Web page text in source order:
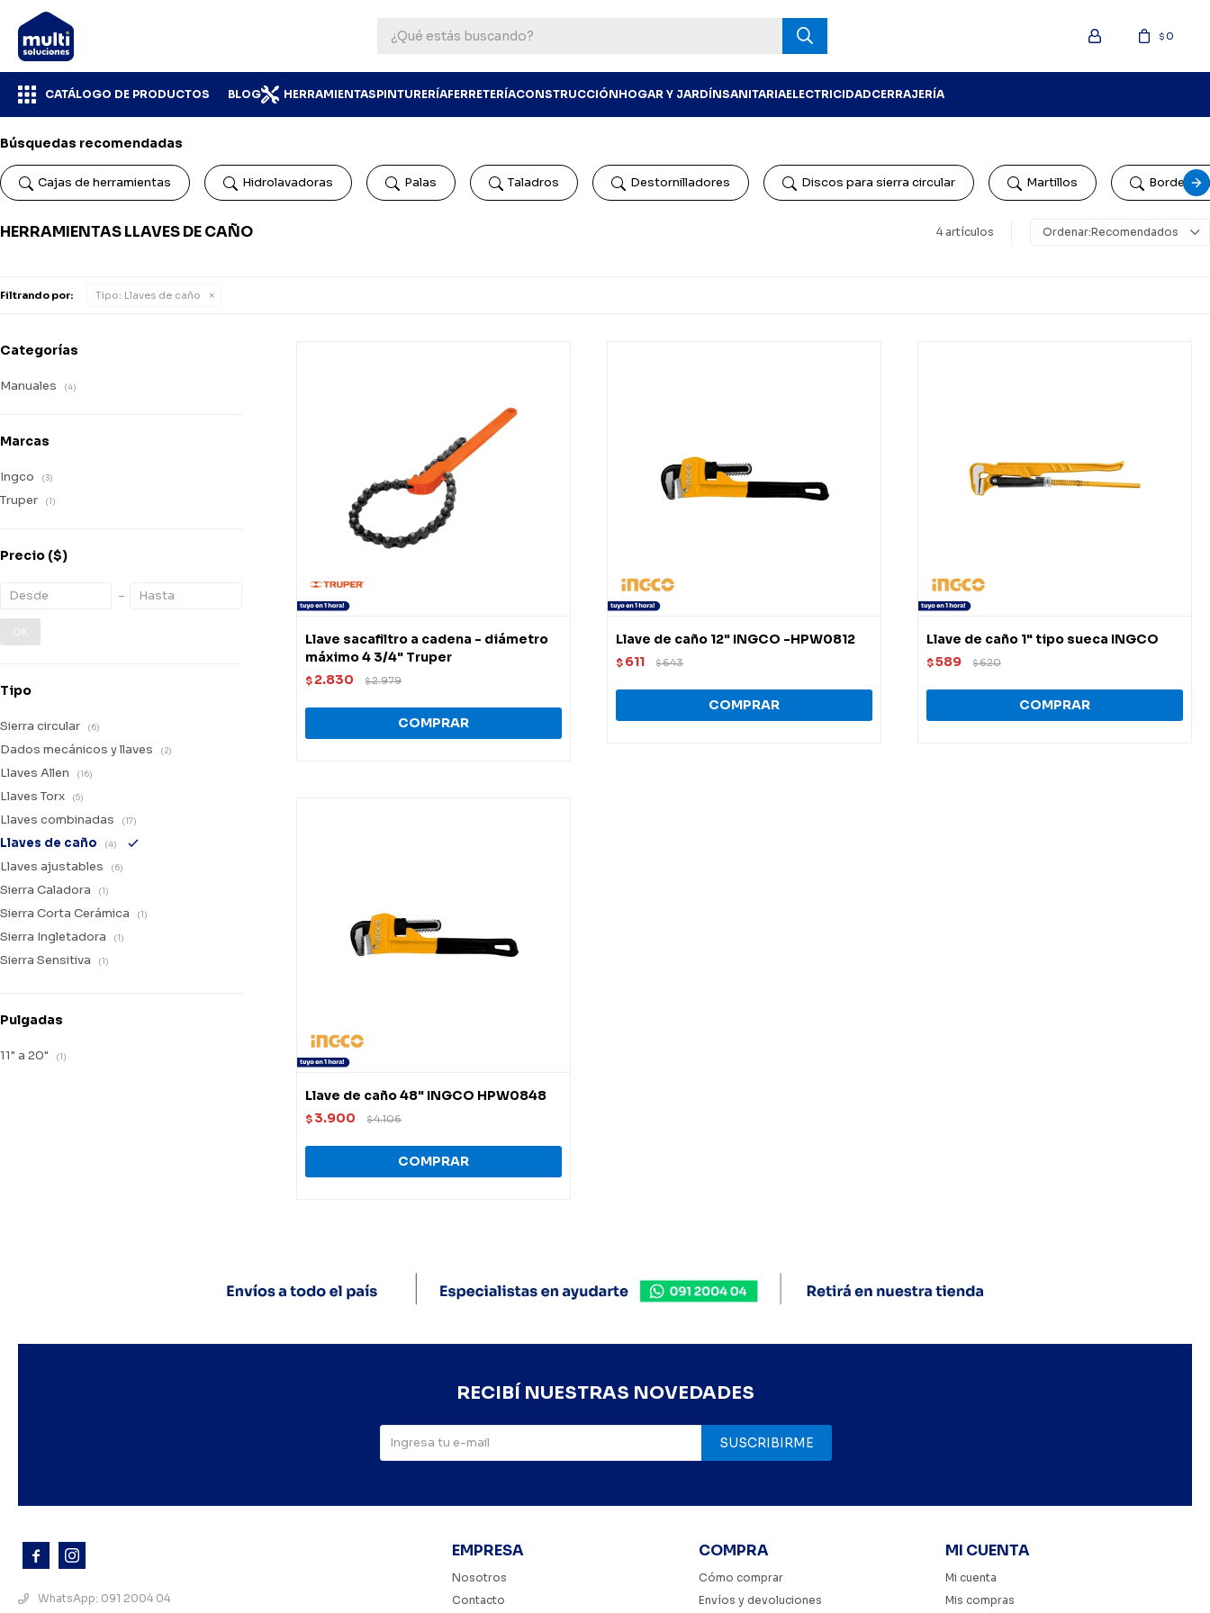
CATÁLOGO DE PRODUCTOS BLOG HERRAMIENTASPINTURERÍAFERRETERÍACONSTRUCCIÓNHOGAR Y JARDÍNSANITARIAELECTRICIDADCERRAJERÍA
$0
Búsquedas recomendadas
Cajas de herramientas Hidrolavadoras Palas Taladros Destornilladores Discos para sierra circular Martillos
HERRAMIENTAS LLAVES DE CAÑO 4 artículos Recomendados
Filtrando por: Tipo: Llaves de caño
Llave sacafiltro a cadena - diámetro
máximo 4 3/4" Truper
$ 2.830 $2.979
Llave de caño 12" INGCO -HPW0812
$ 611 $643
Llave de caño 1" tipo sueca INGCO
$589 $620
Llave de caño 48" INGCO HPW0848
$ 3.900 $4.106
Categorías
Manuales (4)
Marcas
Ingco (3)
Truper (1)
Precio ($)
OK
Tipo
Sierra circular (6)
Dados mecánicos y llaves (2)
Llaves Allen (16)
Llaves Torx (5)
Llaves combinadas (17)
Llaves de caño (4)
Llaves ajustables (6)
Sierra Caladora (1)
Sierra Corta Cerámica (1)
Sierra Ingletadora (1)
Sierra Sensitiva (1)
Pulgadas
11" a 20" (1)
 
WhatsApp: 091 2004 04
EMPRESA
Nosotros
Contacto
COMPRA
Cómo comprar
Envíos y devoluciones
MI CUENTA
Mi cuenta
Mis compras
RECIBÍ NUESTRAS NOVEDADES
SUSCRIBIRME